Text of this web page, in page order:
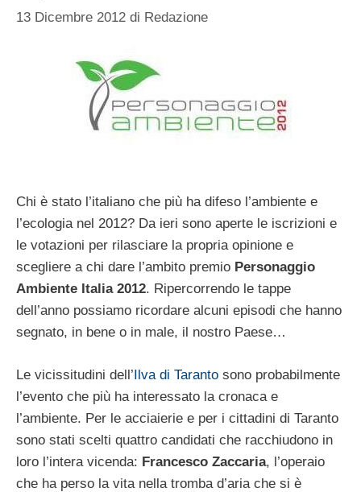
13 Dicembre 2012 di Redazione
Chi è stato l’italiano che più ha difeso l’ambiente e
l’ecologia nel 2012? Da ieri sono aperte le iscrizioni e
le votazioni per rilasciare la propria opinione e
scegliere a chi dare l’ambito premio Personaggio
Ambiente Italia 2012. Ripercorrendo le tappe
dell’anno possiamo ricordare alcuni episodi che hanno
segnato, in bene o in male, il nostro Paese…
Le vicissitudini dell’Ilva di Taranto sono probabilmente
l’evento che più ha interessato la cronaca e
l’ambiente. Per le acciaierie e per i cittadini di Taranto
sono stati scelti quattro candidati che racchiudono in
loro l’intera vicenda: Francesco Zaccaria, l’operaio
che ha perso la vita nella tromba d’aria che si è